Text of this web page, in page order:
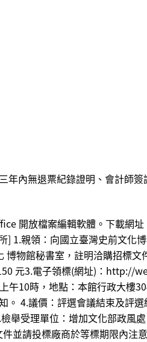
內無退票紀錄證明、會計師
開放檔案編輯軟體。下載網址
親領：向國立臺灣史前文化
物館秘書室，註明洽購招標文
元3.電⼦領標(網址)：http://
10時，地點：本館⾏政⼤樓
4.議價：評選會議結束及評
舉受理單位：增加文化部政風
並請投標廠商於等標期限內注